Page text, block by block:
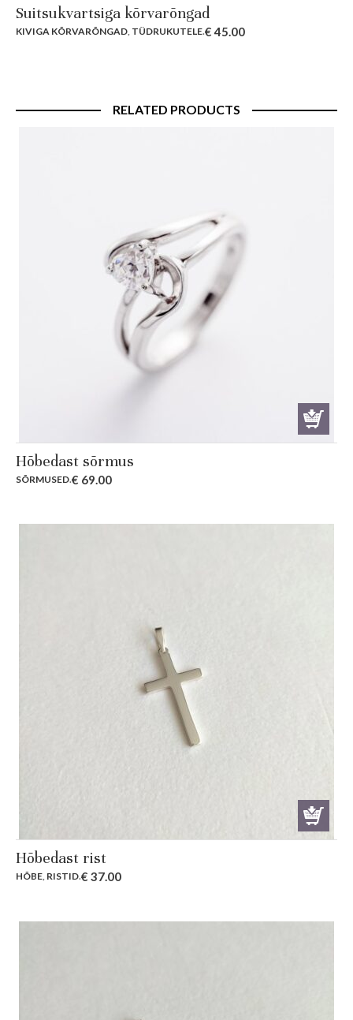
Suitsukvartsiga kõrvarõngad
KIVIGA KÕRVARÕNGAD, TÜDRUKUTELE.€45.00
RELATED PRODUCTS
Hõbedast sõrmus
SÕRMUSED.€ 69.00
Hõbedast rist
HÕBE, RISTID.€ 37.00